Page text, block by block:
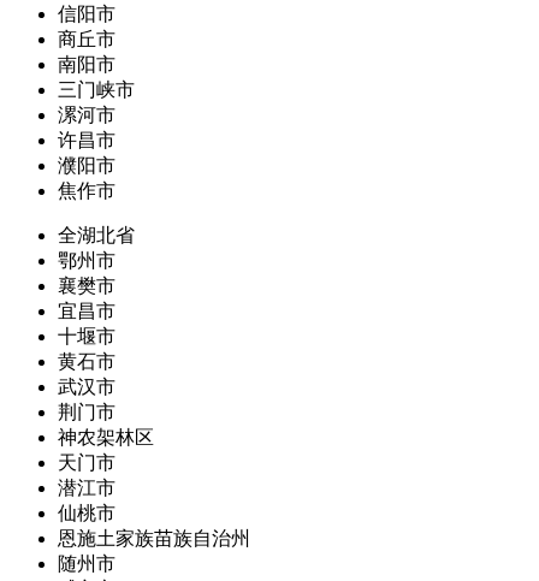
信阳市
商丘市
南阳市
三门峡市
漯河市
许昌市
濮阳市
焦作市
全湖北省
鄂州市
襄樊市
宜昌市
十堰市
黄石市
武汉市
荆门市
神农架林区
天门市
潜江市
仙桃市
恩施土家族苗族自治州
随州市